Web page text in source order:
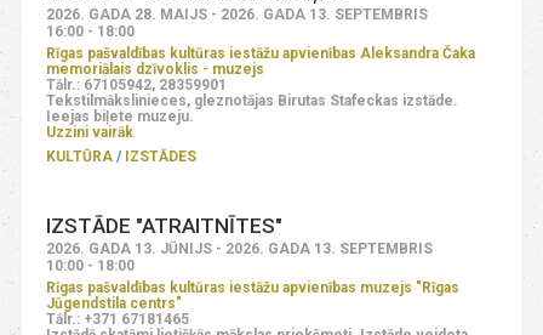
2026. GADA 28. MAIJS - 2026. GADA 13. SEPTEMBRIS
16:00 - 18:00
Rīgas pašvaldības kultūras iestāžu apvienības Aleksandra Čaka
memoriālais dzīvoklis - muzejs
Tālr.: 67105942, 28359901
Tekstilmākslinieces, gleznotājas Birutas Stafeckas izstāde.
Ieejas biļete muzeju.
Uzzini vairāk
KULTŪRA
IZSTĀDES
IZSTĀDE "ATRAITNĪTES"
2026. GADA 13. JŪNIJS - 2026. GADA 13. SEPTEMBRIS
10:00 - 18:00
Rīgas pašvaldības kultūras iestāžu apvienības muzejs "Rīgas
Jūgendstila centrs"
Tālr.: +371 67181465